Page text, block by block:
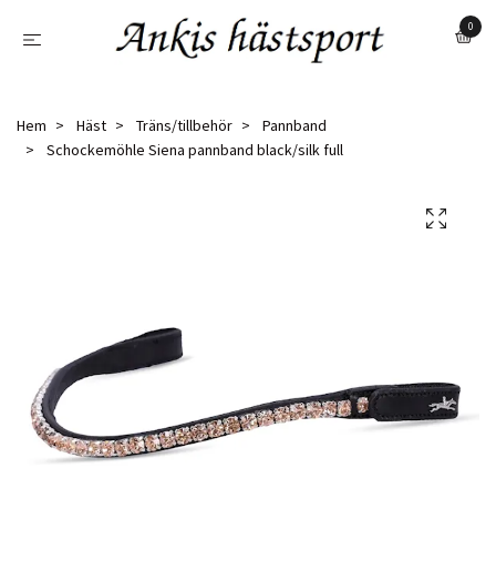
0
Hem Häst Träns/tillbehör
Pannband
Schockemöhle Siena pannband black/silk full